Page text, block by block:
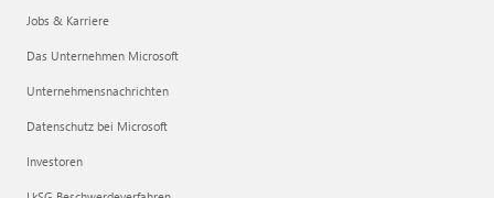
Jobs & Karriere
Das Unternehmen Microsoft
Unternehmensnachrichten
Datenschutz bei Microsoft
Investoren